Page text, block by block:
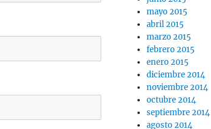
mayo 2015
abril 2015
marzo 2015
febrero 2015
enero 2015
diciembre 2014
noviembre 2014
octubre 2014
septiembre 2014
agosto 2014